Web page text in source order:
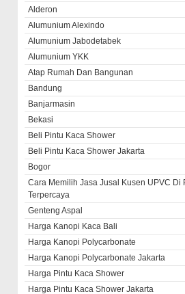
Alderon
Alumunium Alexindo
Alumunium Jabodetabek
Alumunium YKK
Atap Rumah Dan Bangunan
Bandung
Banjarmasin
Bekasi
Beli Pintu Kaca Shower
Beli Pintu Kaca Shower Jakarta
Bogor
Cara Memilih Jasa Jusal Kusen UPVC Di
Terpercaya
Genteng Aspal
Harga Kanopi Kaca Bali
Harga Kanopi Polycarbonate
Harga Kanopi Polycarbonate Jakarta
Harga Pintu Kaca Shower
Harga Pintu Kaca Shower Jakarta